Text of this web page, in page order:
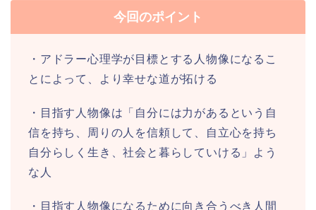
今回のポイント
・アドラー心理学が目標とする人物像になるこ
とによって、より幸せな道が拓ける
・目指す人物像は「自分には力があるという自
信を持ち、周りの人を信頼して、自立心を持ち
自分らしく生き、社会と暮らしていける」よう
な人
・目指す人物像になるために向き合うべき人間